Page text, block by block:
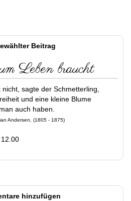
Beitrag
Leben braucht
sagte der Schmetterling,
und eine kleine Blume
auch haben.
Andersen, (1805 - 1875)
hinzufügen